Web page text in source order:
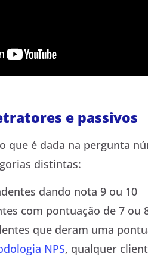
e passivos
que é dada na pergunta
distintas:
dando nota 9 ou 10
com pontuação de 7 ou
que deram uma
NPS, qualquer